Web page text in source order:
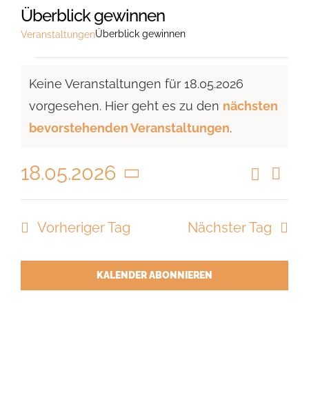
Überblick gewinnen
VeranstaltungenÜberblick gewinnen
für
18.05.2026
Hinweis
Keine Veranstaltungen für 18.05.2026
vorgesehen. Hier geht es zu den nächsten
bevorstehenden Veranstaltungen.
und
Suche
Tag
18.05.2026
Datum
wählen.
Vorheriger Tag Nächster Tag
KALENDER ABONNIEREN